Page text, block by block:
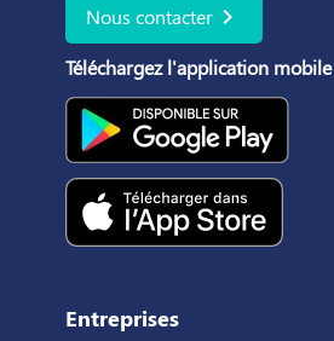
Nous contacter chevron_right
Téléchargez l'application mobile
Entreprises